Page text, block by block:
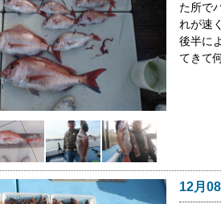
た所で
れが速
後半に
てきて
12月